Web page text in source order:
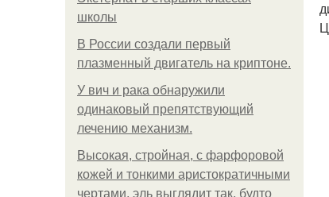
школы
В России создали первый
плазменный двигатель на криптоне.
У вич и рака обнаружили
одинаковый препятствующий
лечению механизм.
Высокая, стройная, с фарфоровой
кожей и тонкими аристократичными
чертами, эль выглядит так, будто